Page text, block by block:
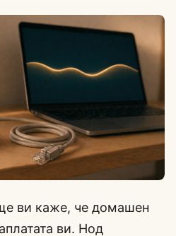
ви каже, че домашен
ви. Нод